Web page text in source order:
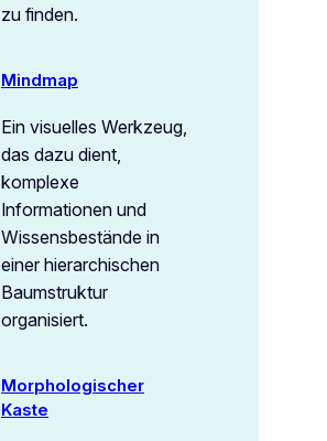
zu finden.
Mindmap
Ein visuelles Werkzeug,
das dazu dient,
komplexe
Informationen und
Wissensbestände in
einer hierarchischen
Baumstruktur
organisiert.
Morphologischer
Kaste